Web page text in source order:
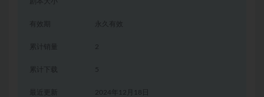
有效期 永久有效
累计销量 2
累计下载 5
2024年12月18日